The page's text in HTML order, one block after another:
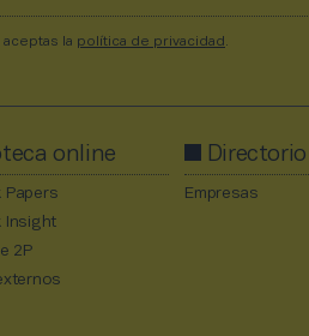
la política de privacidad
online
Papers
Insight
2P
Directorio
Empresas